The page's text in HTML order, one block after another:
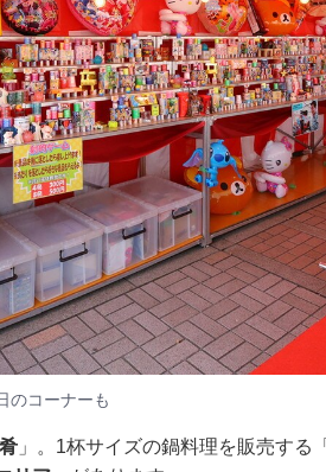
のコーナーも
」。1杯サイズの鍋料理を販売する「